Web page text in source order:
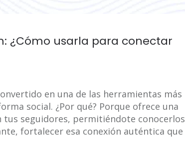
¿Cómo usarla para conectar
en una de las herramientas más
social. ¿Por qué? Porque ofrece una
seguidores, permitiéndote conocerlos
fortalecer esa conexión auténtica que